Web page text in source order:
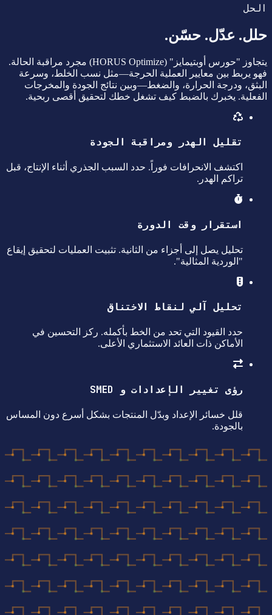
الحل
حلل. عدّل. حسّن.
يتجاوز "حورس أوبتيمايز" (HORUS Optimize) مجرد مراقبة الحالة.
فهو يربط بين معايير العملية الحرجة—مثل نسب الخلط، وسرعة
البثق، ودرجة الحرارة، والضغط—وبين نتائج الجودة والمخرجات
الفعلية. يخبرك بالضبط كيف تشغل خطك لتحقيق أقصى ربحية.
تقليل الهدر ومراقبة الجودة
اكتشف الانحرافات فوراً. حدد السبب الجذري أثناء الإنتاج، قبل
تراكم الهدر.
استقرار وقت الدورة
تحليل يصل إلى أجزاء من الثانية. تثبيت العمليات لتحقيق إيقاع
"الوردية المثالية".
تحليل آلي لنقاط الاختناق
حدد القيود التي تحد من الخط بأكمله. ركز التحسين في
الأماكن ذات العائد الاستثماري الأعلى.
رؤى تغيير الإعدادات و SMED
قلل خسائر الإعداد وبدّل المنتجات بشكل أسرع دون المساس
بالجودة.